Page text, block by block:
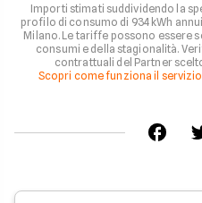
Importi stimati suddividendo la
profilo di consumo di 934 kWh
Milano. Le tariffe possono essere
consumi e della stagionalità.
contrattuali del Partner
Scopri come funziona il